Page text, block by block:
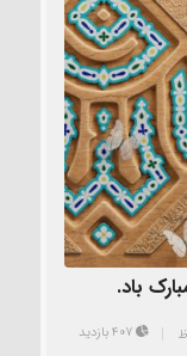
باد.